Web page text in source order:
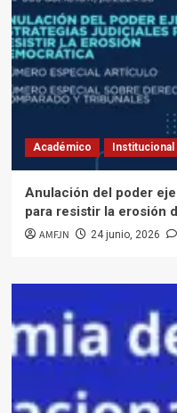
Académico Institucional
Anulación del poder
para resistir la erosión
AMFJN 24 junio, 2026